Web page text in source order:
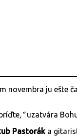
novembra ju ešte
,“uzatvára
Pastorák a